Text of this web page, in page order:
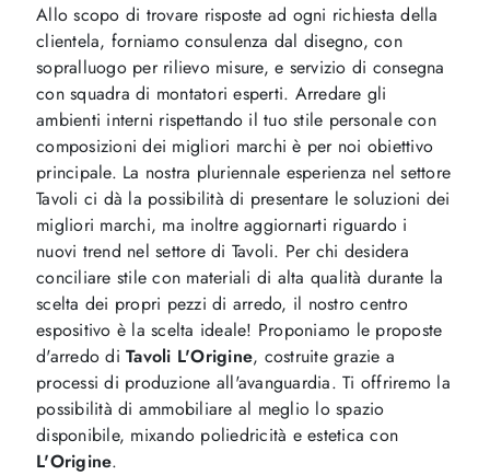
Allo scopo di trovare risposte ad ogni richiesta della
clientela, forniamo consulenza dal disegno, con
sopralluogo per rilievo misure, e servizio di consegna
con squadra di montatori esperti. Arredare gli
ambienti interni rispettando il tuo stile personale con
composizioni dei migliori marchi è per noi obiettivo
principale. La nostra pluriennale esperienza nel settore
Tavoli ci dà la possibilità di presentare le soluzioni dei
migliori marchi, ma inoltre aggiornarti riguardo i
nuovi trend nel settore di Tavoli. Per chi desidera
conciliare stile con materiali di alta qualità durante la
scelta dei propri pezzi di arredo, il nostro centro
espositivo è la scelta ideale! Proponiamo le proposte
d'arredo diTavoli L'Origine, costruite grazie a
processi di produzione all'avanguardia. Ti offriremo la
possibilità di ammobiliare al meglio lo spazio
disponibile, mixando poliedricità e estetica con
L'Origine.